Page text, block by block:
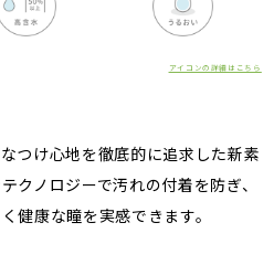
アイコンの詳細はこちら
つけ心地を徹底的に追求した新素
クノロジーで汚れの付着を防ぎ、
健康な瞳を実感できます。